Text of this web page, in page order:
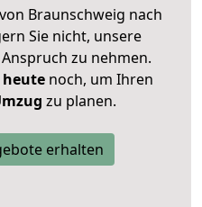
Braunschweig nach
Sie nicht, unsere
zu nehmen.
noch, um Ihren
zu planen.
erhalten